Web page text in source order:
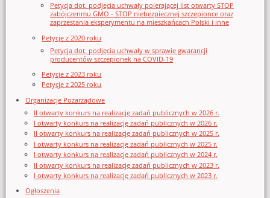
Petycja dot. podjęcia uchwały poierającej list otwarty STOP
zabójczenmu GMO - STOP niebezpiecznej szczepionce oraz
zaprzestania eksperymentu na mieszkańcach Polski i inne
Petycje z 2020 roku
Petycja dot. podjęcia uchwały w sprawie gwarancji
producentów szczepionek na COVID-19
Petycje z 2023 roku
Petycje z 2025 roku
Organizacje Pozarządowe
II otwarty konkurs na realizację zadań publicznych w 2026 r.
I otwarty konkurs na realizację zadań publicznych w 2026 r.
II otwarty konkurs na realizację zadań publicznych w 2025 r.
I otwarty konkurs na realizację zadań publicznych w 2025 r.
I otwarty konkurs na realizację zadań publicznych w 2024 r.
II otwarty konkurs na realizację zadań publicznych w 2023 r.
I otwarty konkurs na realizację zadań publicznych w 2023 r.
Ogłoszenia